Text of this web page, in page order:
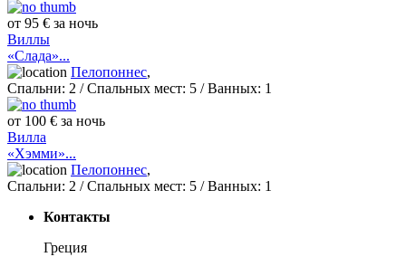
от 95 € за ночь
Виллы
«Слада»...
Пелопоннес,
Спальни: 2 / Спальных мест: 5 /Ванных: 1
от 100 € за ночь
Вилла
«Хэмми»...
Пелопоннес,
Спальни: 2 / Спальных мест: 5 /Ванных: 1
Контакты
Греция